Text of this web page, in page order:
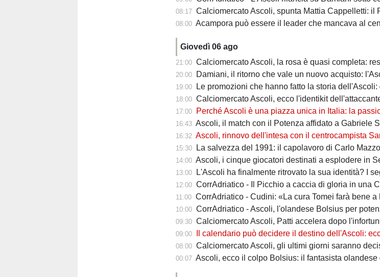
08:17 Calciomercato Ascoli, spunta Mattia Cappelletti: il Picchio sfida il Catanzaro
08:00 Acampora può essere il leader che mancava al centrocampo? L'Ascoli punta
Giovedì 06 ago
21:00 Calciomercato Ascoli, la rosa è quasi completa: restano soltanto due
20:00 Damiani, il ritorno che vale un nuovo acquisto: l'Ascoli ritrova il suo leader
19:00 Le promozioni che hanno fatto la storia dell'Ascoli: dieci imprese che hanno scritto la
18:00 Calciomercato Ascoli, ecco l'identikit dell'attaccante perfetto per
17:00 Perché Ascoli è una piazza unica in Italia: la passione bianconera che
16:43 Ascoli, il match con il Potenza affidato a Gabriele
16:32 Ascoli, rinnovo dell'intesa con il centrocampista
15:30 La salvezza del 1991: il capolavoro di Carlo Mazzone che riportò l'Ascoli tra le
14:00 Ascoli, i cinque giocatori destinati a esplodere in Serie B: Tomei
13:00 L'Ascoli ha finalmente ritrovato la sua identità? I segnali fanno
12:00 CorrAdriatico - Il Picchio a caccia di gloria in una
11:00 CorrAdriatico - Cudini: «La cura Tomei farà bene a
10:00 CorrAdriatico - Ascoli, l'olandese Bolsius per
09:30 Calciomercato Ascoli, Patti accelera dopo l'infortunio di Alagna: due difensori del Pescara
09:00 Il calendario può decidere il destino dell'Ascoli: ecco i mesi nei quali il Picchio si
08:00 Calciomercato Ascoli, gli ultimi giorni saranno decisivi: cosa manca davvero alla
00:07 Ascoli, ecco il colpo Bolsius: il fantasista olandese che può cambiare la